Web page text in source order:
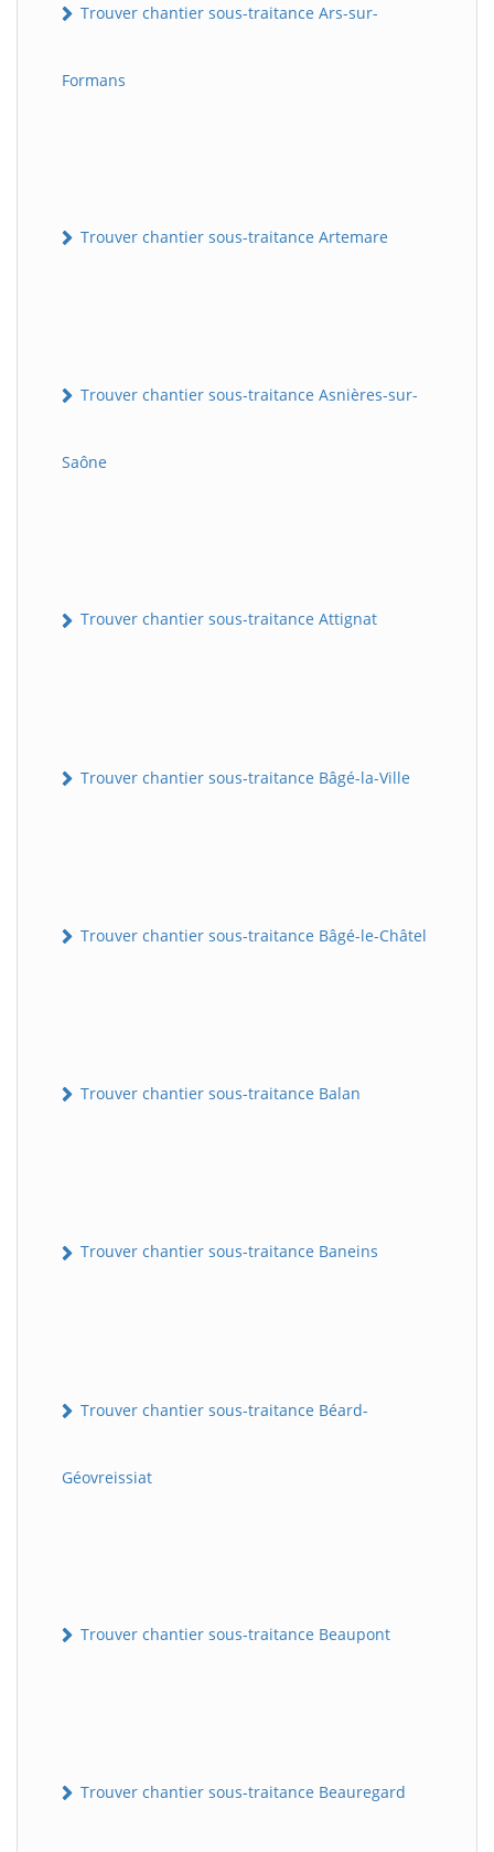
Trouver chantier sous-traitance Ars-sur-
Formans
Trouver chantier sous-traitance Artemare
Trouver chantier sous-traitance Asnières-sur-
Saône
Trouver chantier sous-traitance Attignat
Trouver chantier sous-traitance Bâgé-la-Ville
Trouver chantier sous-traitance Bâgé-le-Châtel
Trouver chantier sous-traitance Balan
Trouver chantier sous-traitance Baneins
Trouver chantier sous-traitance Béard-
Géovreissiat
Trouver chantier sous-traitance Beaupont
Trouver chantier sous-traitance Beauregard